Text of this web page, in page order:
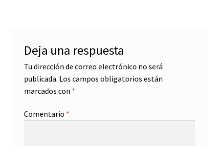
Deja una respuesta
Tu dirección de correo electrónico no será
publicada. Los campos obligatorios están
marcados con *
Comentario *